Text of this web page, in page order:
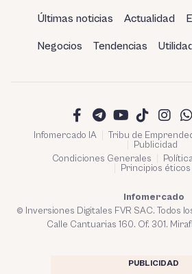
Últimas noticias Actualidad
Negocios Tendencias
Infomercado IA Tribu de
Publicidad
Condiciones Generales
Principios éticos
Infomercado
© Inversiones Digitales FVR SAC. Todos
Calle Cantuarias 160. Of. 301.
PUBLICIDAD